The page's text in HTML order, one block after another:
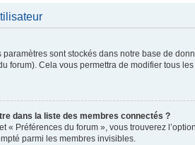
sont stockés dans notre base de
forum). Cela vous permettra de modifier tous
dans la liste des membres connectés ?
« Préférences du forum », vous trouverez l’option
parmi les membres invisibles.